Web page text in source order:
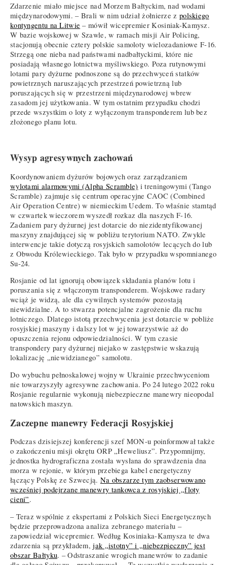
Zdarzenie miało miejsce nad Morzem Bałtyckim, nad wodami
międzynarodowymi. – Brali w nim udział żołnierze z polskiego
kontyngentu na Litwie – mówił wicepremier Kosiniak-Kamysz.
W bazie wojskowej w Szawle, w ramach misji Air Policing,
stacjonują obecnie cztery polskie samoloty wielozadaniowe F-16.
Strzegą one nieba nad państwami nadbałtyckimi, które nie
posiadają własnego lotnictwa myśliwskiego. Poza rutynowymi
lotami pary dyżurne podnoszone są do przechwyceń statków
powietrznych naruszających przestrzeń powietrzną lub
poruszających się w przestrzeni międzynarodowej wbrew
zasadom jej użytkowania. W tym ostatnim przypadku chodzi
przede wszystkim o loty z wyłączonym transponderem lub bez
złożonego planu lotu.
Wysyp agresywnych zachowań
Koordynowaniem dyżurów bojowych oraz zarządzaniem
wylotami alarmowymi (Alpha Scramble) i treningowymi (Tango
Scramble) zajmuje się centrum operacyjne CAOC (Combined
Air Operation Centre) w niemieckim Uedem. To właśnie stamtąd
w czwartek wieczorem wyszedł rozkaz dla naszych F-16.
Zadaniem pary dyżurnej jest dotarcie do niezidentyfikowanej
maszyny znajdującej się w pobliżu terytorium NATO. Zwykle
interwencje takie dotyczą rosyjskich samolotów lecących do lub
z Obwodu Królewieckiego. Tak było w przypadku wspomnianego
Su-24.
Rosjanie od lat ignorują obowiązek składania planów lotu i
poruszania się z włączonym transponderem. Wojskowe radary
wciąż je widzą, ale dla cywilnych systemów pozostają
niewidzialne. A to stwarza potencjalne zagrożenie dla ruchu
lotniczego. Dlatego istotą przechwycenia jest dotarcie w pobliże
rosyjskiej maszyny i dalszy lot w jej towarzystwie aż do
opuszczenia rejonu odpowiedzialności. W tym czasie
transpondery pary dyżurnej niejako w zastępstwie wskazują
lokalizację „niewidzianego” samolotu.
Do wybuchu pełnoskalowej wojny w Ukrainie przechwyceniom
nie towarzyszyły agresywne zachowania. Po 24 lutego 2022 roku
Rosjanie regularnie wykonują niebezpieczne manewry nieopodal
natowskich maszyn.
Zaczepne manewry Federacji Rosyjskiej
Podczas dzisiejszej konferencji szef MON-u poinformował także
o zakończeniu misji okrętu ORP „Heweliusz”. Przypomnijmy,
jednostka hydrograficzna została wysłana do sprawdzenia dna
morza w rejonie, w którym przebiega kabel energetyczny
łączący Polskę ze Szwecją. Na obszarze tym zaobserwowano
wcześniej podejrzane manewry tankowca z rosyjskiej „floty
cieni”.
– Teraz wspólnie z ekspertami z Polskich Sieci Energetycznych
będzie przeprowadzona analiza zebranego materiału –
zapowiedział wicepremier. Według Kosiniaka-Kamysza te dwa
zdarzenia są przykładem,jak „istotny” i „niebezpieczny” jest
obszar Bałtyku. – Odstraszanie wrogich manewrów to zadanie